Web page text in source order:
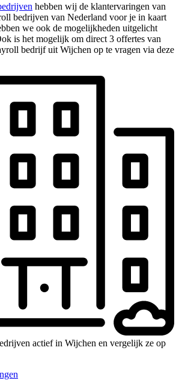
hebben wij de klantervaringen van
bedrijven van Nederland voor je in kaart
we ook de mogelijkheden uitgelicht
is het mogelijk om direct 3 offertes van
bedrijf uit Wijchen op te vragen via deze
actief in Wijchen en vergelijk ze op